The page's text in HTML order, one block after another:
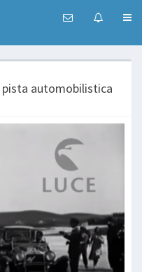
pista automobilistica